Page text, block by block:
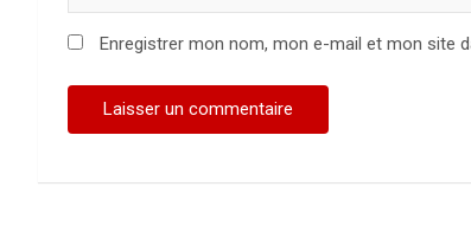
Enregistrer mon nom, mon e-mail et mon site